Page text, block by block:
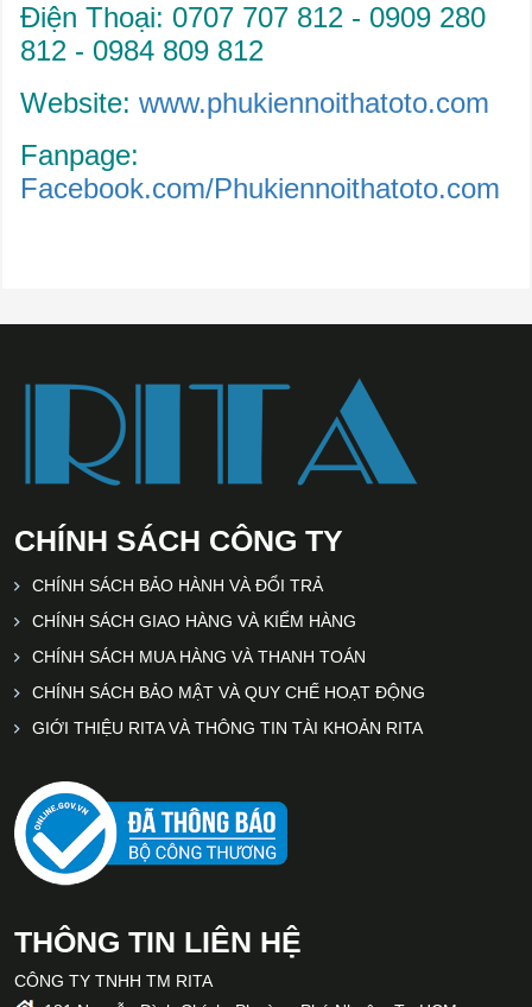
Điện Thoại: 0707 707 812 - 0909 280
812 - 0984 809 812
Website:www.phukiennoithatoto.com
Fanpage:
Facebook.com/Phukiennoithatoto.com
CHÍNH SÁCH CÔNG TY
CHÍNH SÁCH BẢO HÀNH VÀ ĐỔI TRẢ
CHÍNH SÁCH GIAO HÀNG VÀ KIỂM HÀNG
CHÍNH SÁCH MUA HÀNG VÀ THANH TOÁN
CHÍNH SÁCH BẢO MẬT VÀ QUY CHẾ HOẠT ĐỘNG
GIỚI THIỆU RITA VÀ THÔNG TIN TÀI KHOẢN RITA
THÔNG TIN LIÊN HỆ
CÔNG TY TNHH TM RITA